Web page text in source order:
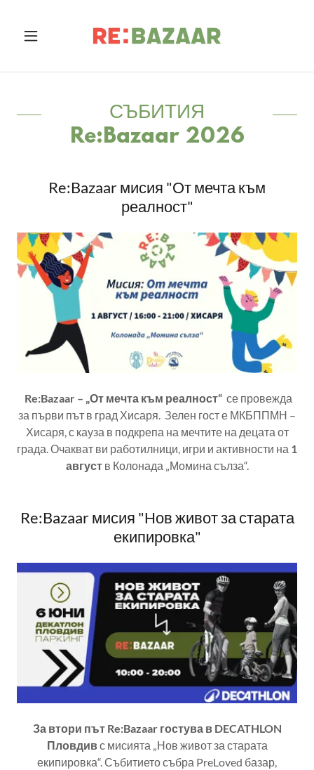
СЪБИТИЯ
Re:Bazaar 2026
Re:Bazaar мисия "От мечта към
реалност"
Re:Bazaar – „От мечта към реалност“се провежда
за първи път в град Хисаря. Зелен гост е МКБППМН –
Хисаря, с кауза в подкрепа на мечтите на децата от
града. Очакват ви работилници, игри и активности на 1
августв Колонада „Момина сълза“.
Re:Bazaar мисия "Нов живот за старата
екипировка"
За втори път Re:Bazaar гостува в DECATHLON
Пловдивс мисията „Нов живот за старата
екипировка“. Събитието събра PreLoved базар,